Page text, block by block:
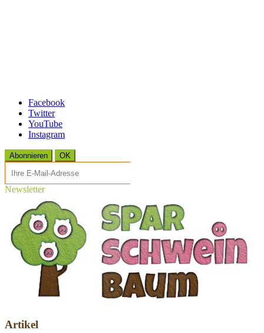
Facebook
Twitter
YouTube
Instagram
Abonnieren OK
Newsletter
Artikel